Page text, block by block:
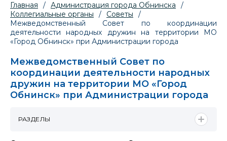
Главная / Администрация города Обнинска
/
Коллегиальные органы
/ Советы
/
Межведомственный Совет по координации
деятельности народных дружин на территории МО
«Город Обнинск» при Администрации города
Межведомственный Совет по
координации деятельности народных
дружин на территории МО «Город
Обнинск» при Администрации города
РАЗДЕЛЫ